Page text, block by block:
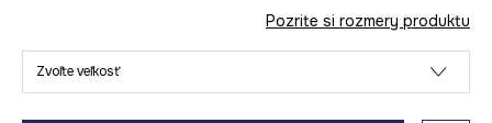
Pozrite si rozmery produktu
Zvoľte veľkosť